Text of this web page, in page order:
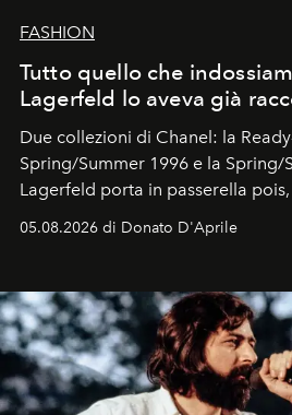
FASHION
Tutto quello che
Lagerfeld lo aveva già
Due collezioni di Chanel: la
Spring/Summer 1996 e la Spring/
Lagerfeld porta in passerella
logomania pensata per la spiaggia
Kate, Claudia e Carla una dietro
uno dei documenti più
05.08.2026 di Donato D'Aprile